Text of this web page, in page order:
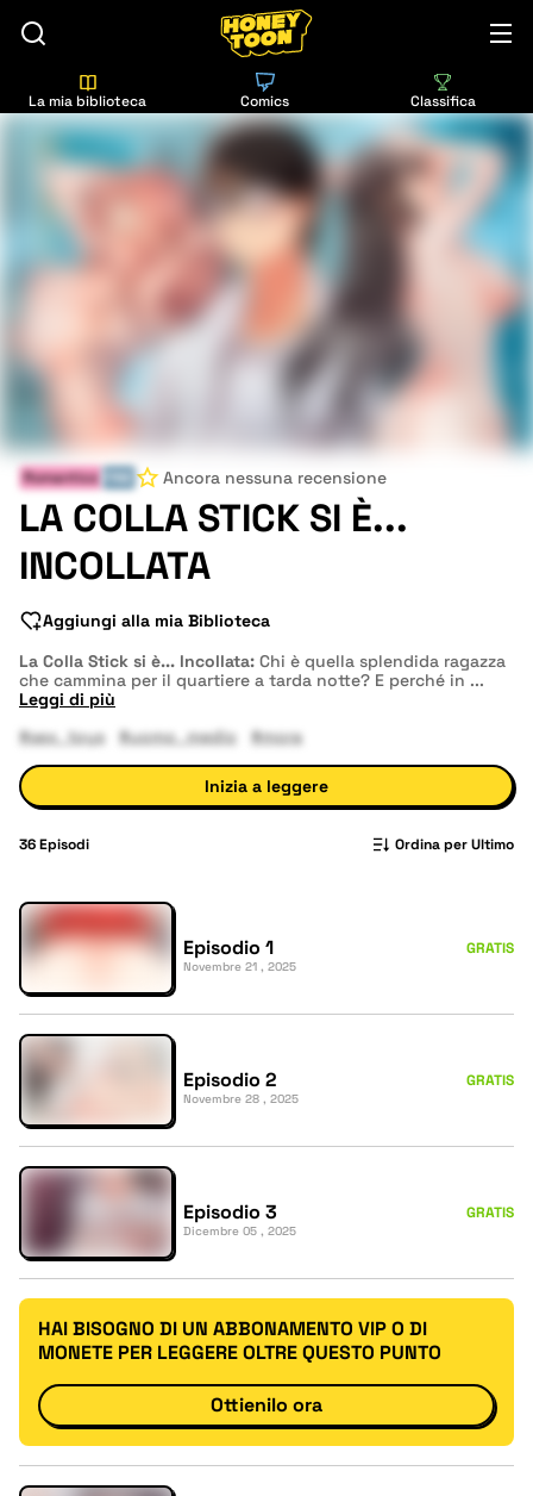
La mia biblioteca Comics Classifica
Romantico Ancora nessuna recensione
LA COLLA STICK SI È...
INCOLLATA
Aggiungi alla mia Biblioteca
La Colla Stick si è... Incollata: Chi è quella splendida ragazza
che cammina per il quartiere a tarda notte? E perché in ...
Leggi di più
#sex_toys
#uomo_medio #mora
Inizia a leggere
36Episodi Ordina per Ultimo
Episodio 1
Novembre 21 , 2025
GRATIS
Episodio 2
Novembre 28 , 2025
GRATIS
Episodio 3
Dicembre 05 , 2025
GRATIS
HAI BISOGNO DI UN ABBONAMENTO VIP O DI
MONETE PER LEGGERE OLTRE QUESTO PUNTO
Ottienilo ora